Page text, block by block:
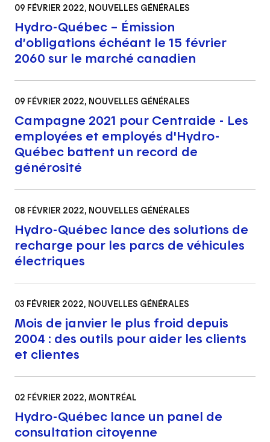
09 FÉVRIER 2022, NOUVELLES GÉNÉRALES
Hydro-Québec – Émission
d’obligations échéant le 15 février
2060 sur le marché canadien
09 FÉVRIER 2022, NOUVELLES GÉNÉRALES
Campagne 2021 pour Centraide - Les
employées et employés d'Hydro-
Québec battent un record de
générosité
08 FÉVRIER 2022, NOUVELLES GÉNÉRALES
Hydro-Québec lance des solutions de
recharge pour les parcs de véhicules
électriques
03 FÉVRIER 2022, NOUVELLES GÉNÉRALES
Mois de janvier le plus froid depuis
2004 : des outils pour aider les clients
et clientes
02 FÉVRIER 2022, MONTRÉAL
Hydro-Québec lance un panel de
consultation citoyenne